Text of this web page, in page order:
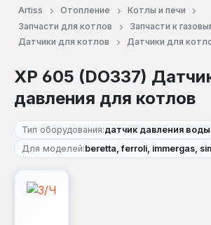
Artiss Отопление
Котлы и печи
Запчасти для котлов
Запчасти к
Датчики для котлов
Датчики для
XP 605 (DO337)
давления для котлов
Тип оборудования:датчик давления воды
Для моделей:beretta, ferroli, immergas,